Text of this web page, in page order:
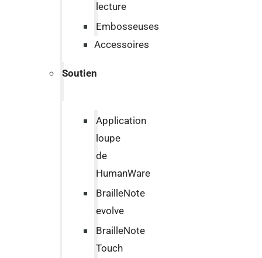
lecture
Embosseuses
Accessoires
Soutien
Application
loupe
de
HumanWare
BrailleNote
evolve
BrailleNote
Touch